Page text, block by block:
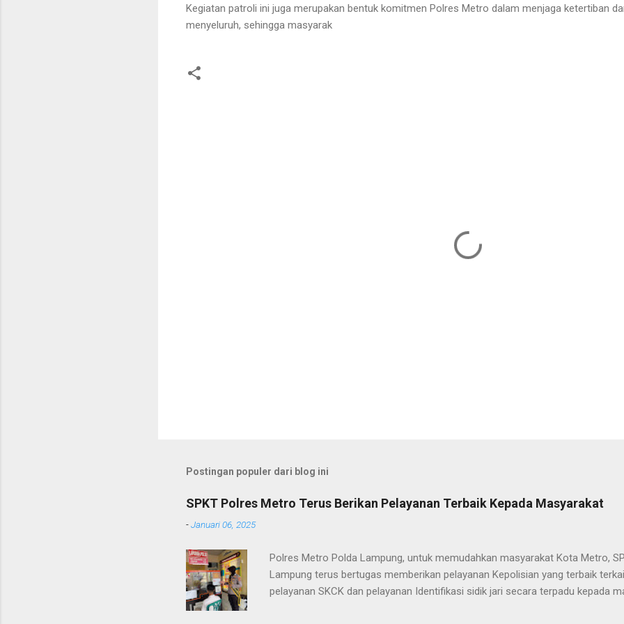
Kegiatan patroli ini juga merupakan bentuk komitmen Polres Metro dalam menjaga ketertiban
menyeluruh, sehingga masyarak
Postingan populer dari blog ini
SPKT Polres Metro Terus Berikan Pelayanan Terbaik Kepada Masyarakat
-Januari 06, 2025
Polres Metro Polda Lampung, untuk memudahkan masyarakat Kota Metro,
Lampung terus bertugas memberikan pelayanan Kepolisian yang terbaik
pelayanan SKCK dan pelayanan Identifikasi sidik jari secara terpadu kepada